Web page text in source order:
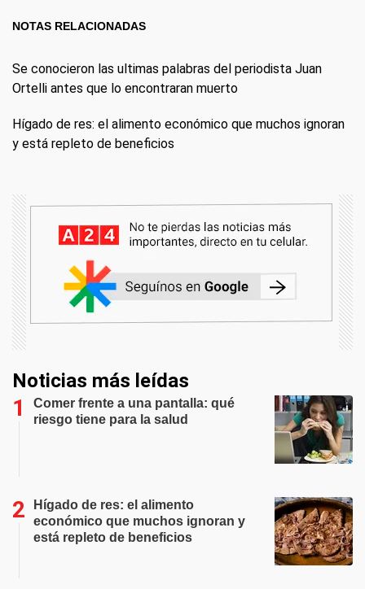
NOTAS RELACIONADAS
Se conocieron las ultimas palabras del periodista Juan
Ortelli antes que lo encontraran muerto
Hígado de res: el alimento económico que muchos ignoran
y está repleto de beneficios
Noticias más leídas
Comer frente a una pantalla: qué
riesgo tiene para la salud
Hígado de res: el alimento
económico que muchos ignoran y
está repleto de beneficios